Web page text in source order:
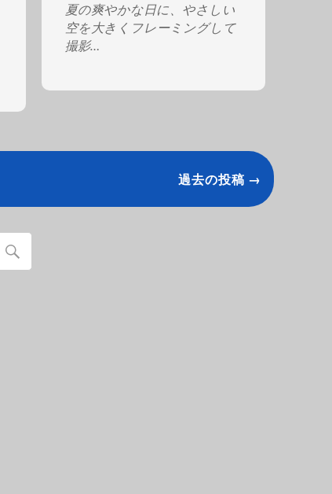
夏の爽やかな日に、やさしい
空を大きくフレーミングして
撮影…
過去の投稿 →